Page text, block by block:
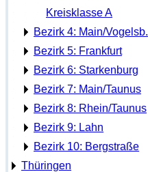
Kreisklasse A
Bezirk 4: Main/Vogelsb.
Bezirk 5: Frankfurt
Bezirk 6: Starkenburg
Bezirk 7: Main/Taunus
Bezirk 8: Rhein/Taunus
Bezirk 9: Lahn
Bezirk 10: Bergstraße
Thüringen